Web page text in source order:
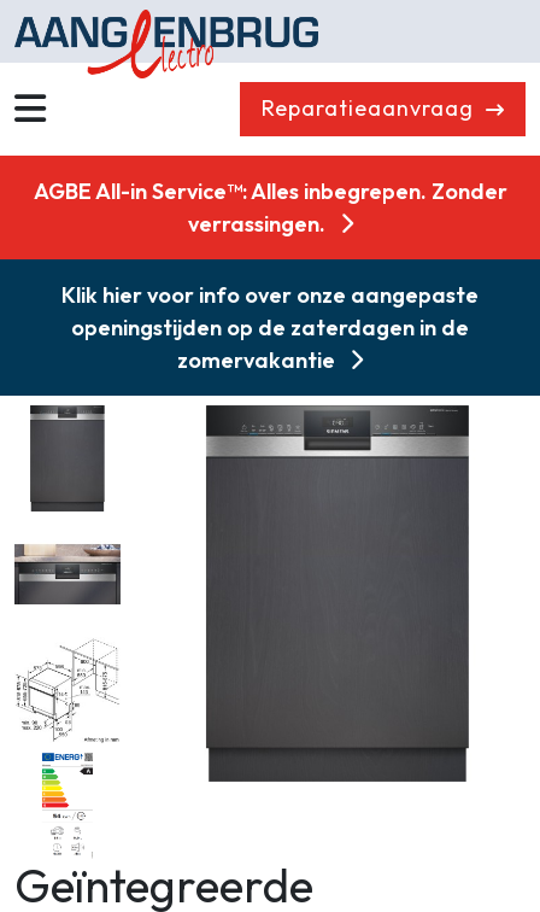
Reparatieaanvraag
Koelen & Vriezen
Koken
Koffiemachines
Professioneel
Stofzuigers
Quooker
Klein huishoudelijk
Zakelijk
AGBE All-in Service™: Alles inbegrepen. Zonder
verrassingen.
Klik hier voor info over onze aangepaste
openingstijden op de zaterdagen in de
zomervakantie
Geïntegreerde